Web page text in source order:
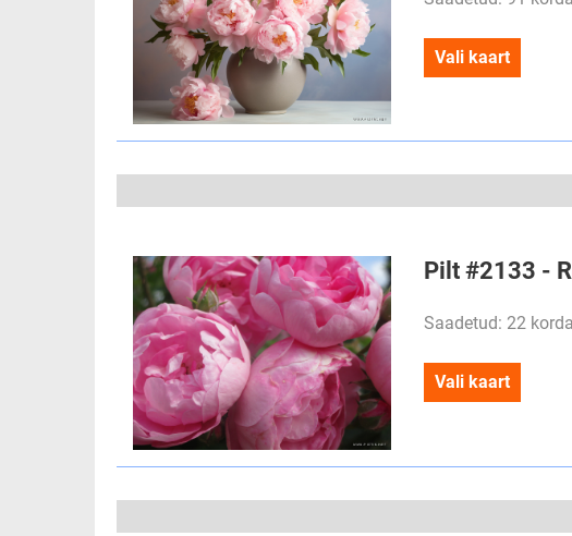
Vali kaart
Pilt #2133 -
Saadetud: 22 korda
Vali kaart